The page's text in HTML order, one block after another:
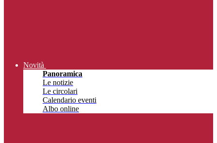
Novità
Panoramica
Le notizie
Le circolari
Calendario eventi
Albo online